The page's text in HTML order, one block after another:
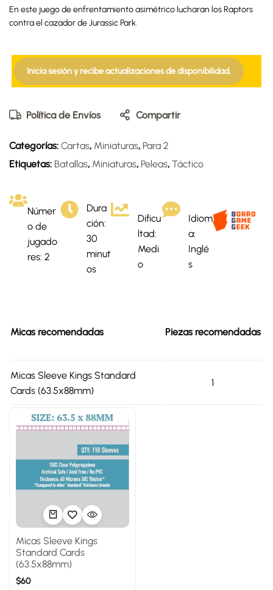
En este juego de enfrentamiento asimétrico lucharan los Raptors
contra el cazador de Jurassic Park.
Inicia sesión y recibe actualizaciones de disponibilidad.
Política de Envíos Compartir
Categorías: Cartas, Miniaturas, Para 2
Etiquetas: Batallas, Miniaturas, Peleas, Táctico
Númer
o de
jugado
res: 2
Dura
ción:
30
minut
os
Dificu
ltad:
Medi
o
Idiom
a:
Inglé
s
Micas recomendadas Piezas recomendadas
Micas Sleeve Kings Standard
Cards (63.5x88mm)
1
Micas Sleeve Kings
Standard Cards
(63.5x88mm)
$60